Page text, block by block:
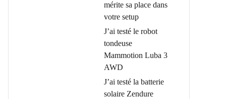
mérite sa place dans
votre setup
J’ai testé le robot
tondeuse
Mammotion Luba 3
AWD
J’ai testé la batterie
solaire Zendure